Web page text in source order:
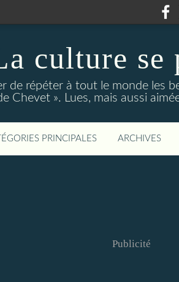
culture se
de répéter à tout le monde les
Chevet ». Lues, mais aussi
PRINCIPALES ARCHIVES
Publicité